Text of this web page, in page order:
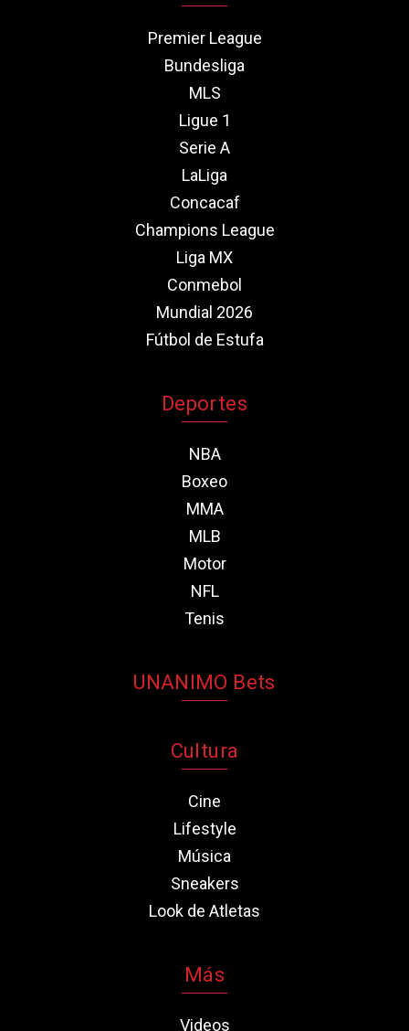
Premier League
Bundesliga
MLS
Ligue 1
Serie A
LaLiga
Concacaf
Champions League
Liga MX
Conmebol
Mundial 2026
Fútbol de Estufa
Deportes
NBA
Boxeo
MMA
MLB
Motor
NFL
Tenis
UNANIMO Bets
Cultura
Cine
Lifestyle
Música
Sneakers
Look de Atletas
Más
Videos